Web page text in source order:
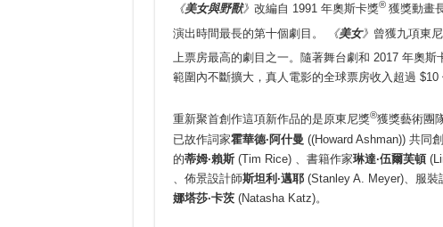
《美女與野獸》 改編自 1991 年奧斯卡獎® 獲獎動畫
演出時間最長的第十個劇目。
《美女》 曾獲九項東
上票房最高的劇目之一。隨著舞台劇和 2017 年奧斯
範圍內不斷擴大，真人電影的全球票房收入超過 $10
重新聚首創作這項新作品的是原東尼獎®獲獎藝術團
已故作詞家霍華德·阿什曼 ((Howard Ashman)) 共同
的蒂姆·賴斯(Tim Rice) 、書籍作家琳達·伍爾芙頓
、佈景設計師斯坦利·邁耶 (Stanley A. Meyer)、服裝
娜塔莎·卡茨(Natasha Katz)。